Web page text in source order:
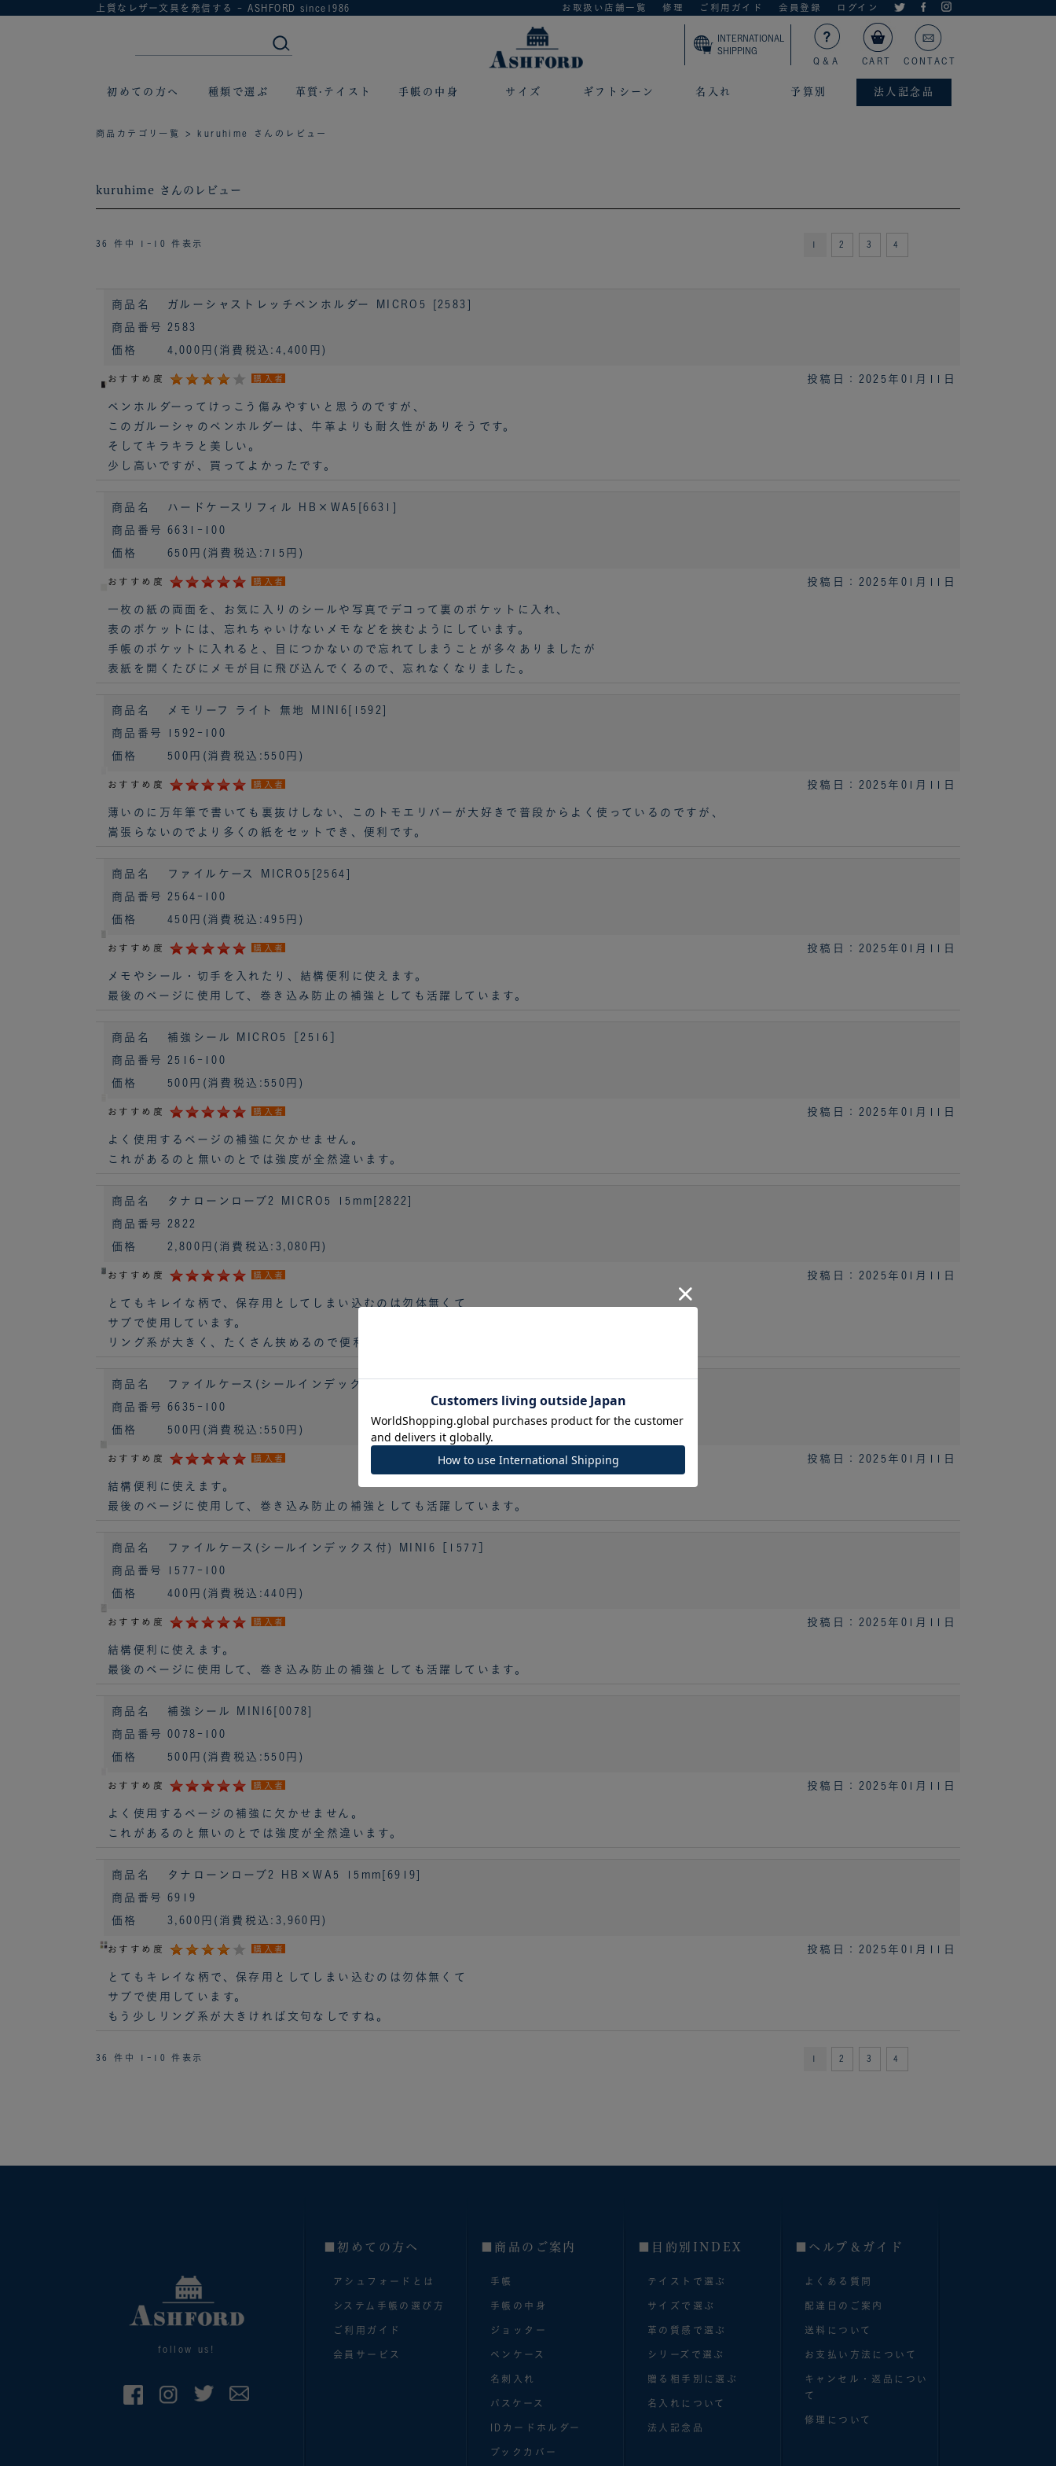
上質なレザー文具を発信する - ASHFORD since1986 お取扱い店舗一覧 修理 ご利用ガイド 会員登録 ログイン
INTERNATIONAL
SHIPPING
Q＆A
CART CONTACT
初めての方へ 種類で選ぶ 革質·テイスト 手帳の中身 サイズ ギフトシーン 名入れ 予算別 法人記念品
商品カテゴリ一覧 > kuruhime さんのレビュー
kuruhime さんのレビュー
36 件中 1-10 件表示 2 3 4
商品名 ガルーシャストレッチペンホルダー MICRO5 [2583]
商品番号 2583
価格 4,000円 (消費税込:4,400円)
投稿日：2025年01月11日
おすすめ度 購入者
ペンホルダーってけっこう傷みやすいと思うのですが、
このガルーシャのペンホルダーは、牛革よりも耐久性がありそうです。
そしてキラキラと美しい。
少し高いですが、買ってよかったです。
商品名 ハードケースリフィル HB×WA5[6631]
商品番号 6631-100
価格 650円 (消費税込:715円)
投稿日：2025年01月11日
おすすめ度 購入者
一枚の紙の両面を、お気に入りのシールや写真でデコって裏のポケットに入れ、
表のポケットには、忘れちゃいけないメモなどを挟むようにしています。
手帳のポケットに入れると、目につかないので忘れてしまうことが多々ありましたが
表紙を開くたびにメモが目に飛び込んでくるので、忘れなくなりました。
商品名 メモリーフ ライト 無地 MINI6[1592]
商品番号 1592-100
価格 500円 (消費税込:550円)
投稿日：2025年01月11日
おすすめ度 購入者
薄いのに万年筆で書いても裏抜けしない、このトモエリバーが大好きで普段からよく使っているのですが、
嵩張らないのでより多くの紙をセットでき、便利です。
商品名 ファイルケース MICRO5[2564]
商品番号 2564-100
価格 450円 (消費税込:495円)
投稿日：2025年01月11日
おすすめ度 購入者
メモやシール・切手を入れたり、結構便利に使えます。
最後のページに使用して、巻き込み防止の補強としても活躍しています。
商品名 補強シール MICRO5［2516］
商品番号 2516-100
価格 500円 (消費税込:550円)
投稿日：2025年01月11日
おすすめ度 購入者
よく使用するページの補強に欠かせません。
これがあるのと無いのとでは強度が全然違います。
商品名 タナローンローブ2 MICRO5 15mm[2822]
商品番号 2822
価格 2,800円 (消費税込:3,080円)
投稿日：2025年01月11日
おすすめ度 購入者
とてもキレイな柄で、保存用としてしまい込むのは勿体無くて
サブで使用しています。
リング系が大きく、たくさん挟めるので便利です。
商品名 ファイルケース(シールインデックス付) HB×WA5［6635］
商品番号 6635-100
価格 500円 (消費税込:550円)
投稿日：2025年01月11日
おすすめ度 購入者
結構便利に使えます。
最後のページに使用して、巻き込み防止の補強としても活躍しています。
商品名 ファイルケース(シールインデックス付) MINI6［1577］
商品番号 1577-100
価格 400円 (消費税込:440円)
投稿日：2025年01月11日
おすすめ度 購入者
結構便利に使えます。
最後のページに使用して、巻き込み防止の補強としても活躍しています。
商品名 補強シール MINI6[0078]
商品番号 0078-100
価格 500円 (消費税込:550円)
投稿日：2025年01月11日
おすすめ度 購入者
よく使用するページの補強に欠かせません。
これがあるのと無いのとでは強度が全然違います。
商品名 タナローンローブ2 HB×WA5 15mm[6919]
商品番号 6919
価格 3,600円 (消費税込:3,960円)
投稿日：2025年01月11日
おすすめ度 購入者
とてもキレイな柄で、保存用としてしまい込むのは勿体無くて
サブで使用しています。
もう少しリング系が大きければ文句なしですね。
36 件中 1-10 件表示 2 3 4
follow us!
■初めての方へ
アシュフォードとは
システム手帳の選び方
ご利用ガイド
会員サービス
■商品のご案内
手帳
手帳の中身
ジョッター
ペンケース
名刺入れ
パスケース
IDカードホルダー
ブックカバー
■目的別INDEX
テイストで選ぶ
サイズで選ぶ
革の質感で選ぶ
シリーズで選ぶ
贈る相手別に選ぶ
名入れについて
法人記念品
■へルプ＆ガイド
よくある質問
配達日のご案内
送料について
お支払い方法について
キャンセル・返品につい
て
修理について